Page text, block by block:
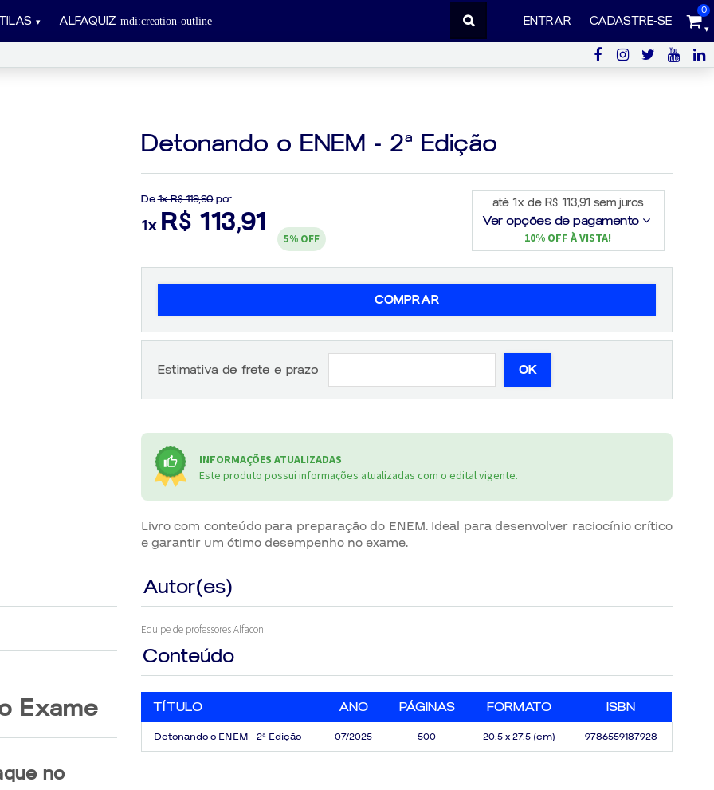
0
ENTRAR CADASTRE-SE
ALFAQUIZ
Detonando o ENEM - 2ª Edição
De 1x R$ 119,90por
1x R$ 113,91
5% OFF
até 1x de R$ 113,91 sem juros
Ver opções de pagamento
10% OFF À VISTA!
COMPRAR
Estimativa de frete e prazo OK
INFORMAÇÕES ATUALIZADAS
Este produto possui informações atualizadas com o edital vigente.
Livro com conteúdo para preparação do ENEM. Ideal para desenvolver raciocínio crítico
e garantir um ótimo desempenho no exame.
Exame
no
Autor(es)
Equipe de professores Alfacon
Conteúdo
TÍTULO ANO PÁGINAS FORMATO ISBN
Detonando o ENEM - 2ª Edição 07/2025 500 20.5 x 27.5 (cm) 9786559187928